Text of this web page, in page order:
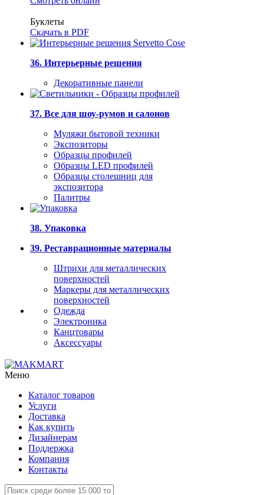
Буклеты
Скачать в PDF
36. Интерьерные решения
Декоративные панели
37. Все для шоу-румов и салонов
Муляжи бытовой техники
Экспозиторы
Образцы профилей
Образцы LED профилей
Образцы столешниц для
экспозитора
Палитры
38. Упаковка
39. Реставрационные материалы
Штрихи для металлических
поверхностей
Маркеры для металлических
поверхностей
Одежда
Электроника
Канцтовары
Аксессуары
Меню
Каталог товаров
Услуги
Доставка
Как купить
Дизайнерам
Поддержка
Компания
Контакты